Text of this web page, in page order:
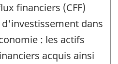
financiers (CFF)
dans
: les actifs
acquis ainsi